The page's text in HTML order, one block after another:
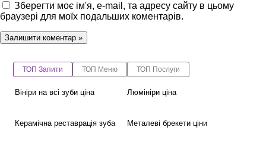
Зберегти моє ім'я, e-mail, та адресу сайту в цьому
браузері для моїх подальших коментарів.
ТОП Запити ТОП Меню ТОП Послуги
Вініри на всі зуби ціна
Керамічна реставрація зуба
Люмініри ціна
Металеві брекети ціни